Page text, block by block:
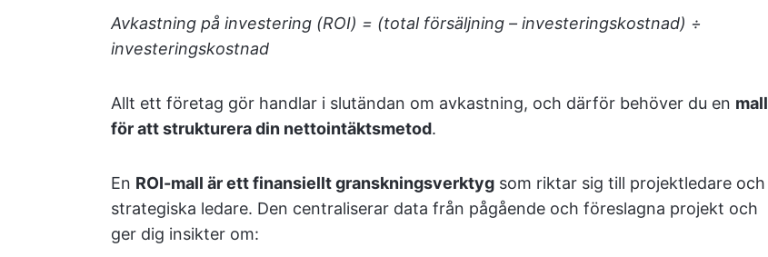
Avkastning på investering (ROI) = (total försäljning – investeringskostnad) ÷
investeringskostnad
Allt ett företag gör handlar i slutändan om avkastning, och därför behöver du en mall
för att strukturera din nettointäktsmetod.
En ROI-mall är ett finansiellt granskningsverktyg som riktar sig till projektledare och
strategiska ledare. Den centraliserar data från pågående och föreslagna projekt och
ger dig insikter om: